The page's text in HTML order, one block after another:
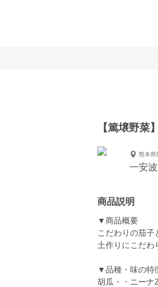
【篤壌野
熊本県
一安
商品説明
▼商品概要
こだわりの茄子
土作りにこだわ
▼品種・味の特
胡瓜・・ニーナ